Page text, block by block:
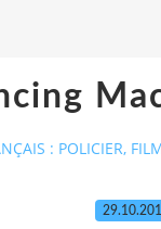
: POLICIER,